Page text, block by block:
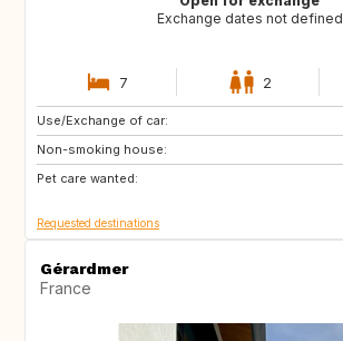
Exchange dates not defined
7 2
Use/Exchange of car:
Non-smoking house:
Pet care wanted:
IS
GB
DE
Requested destinations
Gérardmer
France